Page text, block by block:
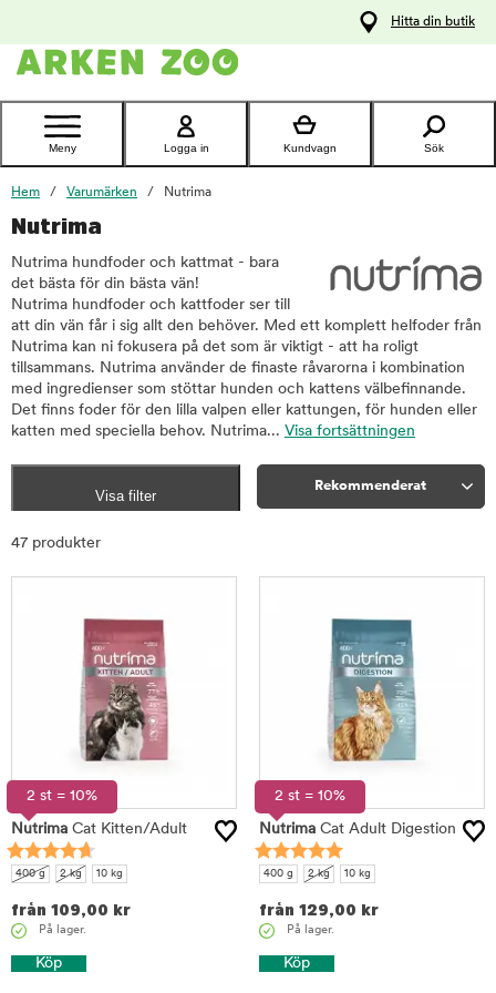
Kontakta
Hitta din butik
Meny Logga in Kundvagn Sök
Hem Varumärken Nutrima
Nutrima
Nutrima hundfoder och kattmat - bara
det bästa för din bästa vän!
Nutrima hundfoder och kattfoder ser till
att din vän får i sig allt den behöver. Med ett komplett helfoder från
Nutrima kan ni fokusera på det som är viktigt - att ha roligt
tillsammans. Nutrima använder de finaste råvarorna i kombination
med ingredienser som stöttar hunden och kattens välbefinnande.
Det finns foder för den lilla valpen eller kattungen, för hunden eller
katten med speciella behov. Nutrima... Visa fortsättningen
Visa filter
Rekommenderat
47 produkter
2 st = 10%
Nutrima Cat Kitten/Adult
400 g 2 kg 10 kg
från 109,00 kr
På lager.
Köp
2 st = 10%
Nutrima Cat Adult Digestion
400 g 2 kg 10 kg
från 129,00 kr
På lager.
Köp